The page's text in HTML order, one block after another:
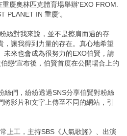
慶奧林匹克體育場舉辦′EXO FROM.
PLANET IN 重慶′。
絲對我來說，並不是擦肩而過的存
，讓我得到力量的存在。真心地希望
未來也會成為很努力的EXO伯賢，請
戀′宣布後，伯賢首度在公開場合上的
絲們，紛紛透過SNS分享伯賢對粉絲
影片和文字上傳至不同的網站，引
上工，主持SBS《人氣歌謠》、出演